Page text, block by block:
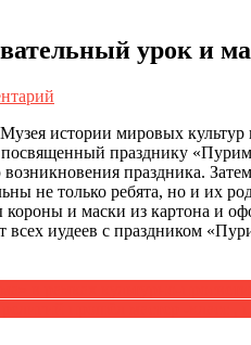
урок и
истории мировых
посвященный празднику
праздника.
не только ребята, но и их
короны и маски из картона и
всех иудеев с праздником